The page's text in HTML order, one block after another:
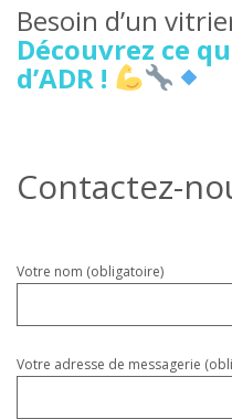
Besoin d’un
Découvrez ce
d’ADR !
Contactez-
Veuillez
vide.
Votre nom (obligatoire)
Votre adresse de messagerie